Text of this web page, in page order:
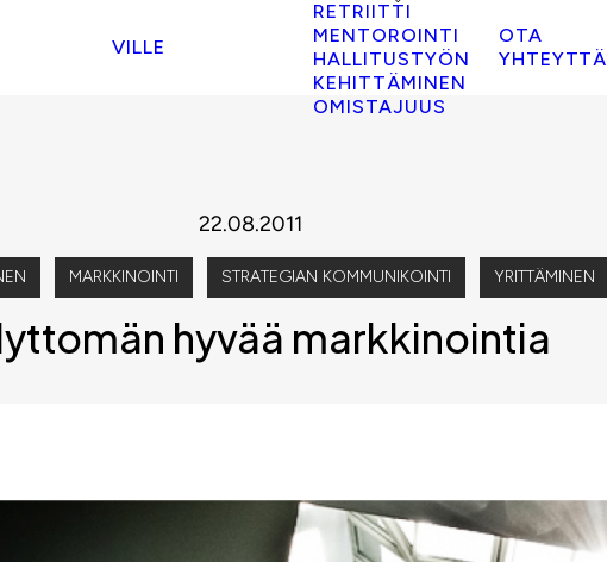
VILLE
RETRIITTI
MENTOROINTI
HALLITUSTYÖN
KEHITTÄMINEN
OMISTAJUUS
OTA
YHTEYTTÄ
22.08.2011
MARKKINOINTI STRATEGIAN KOMMUNIKOINTI YRITTÄMINEN
hyvää markkinointia